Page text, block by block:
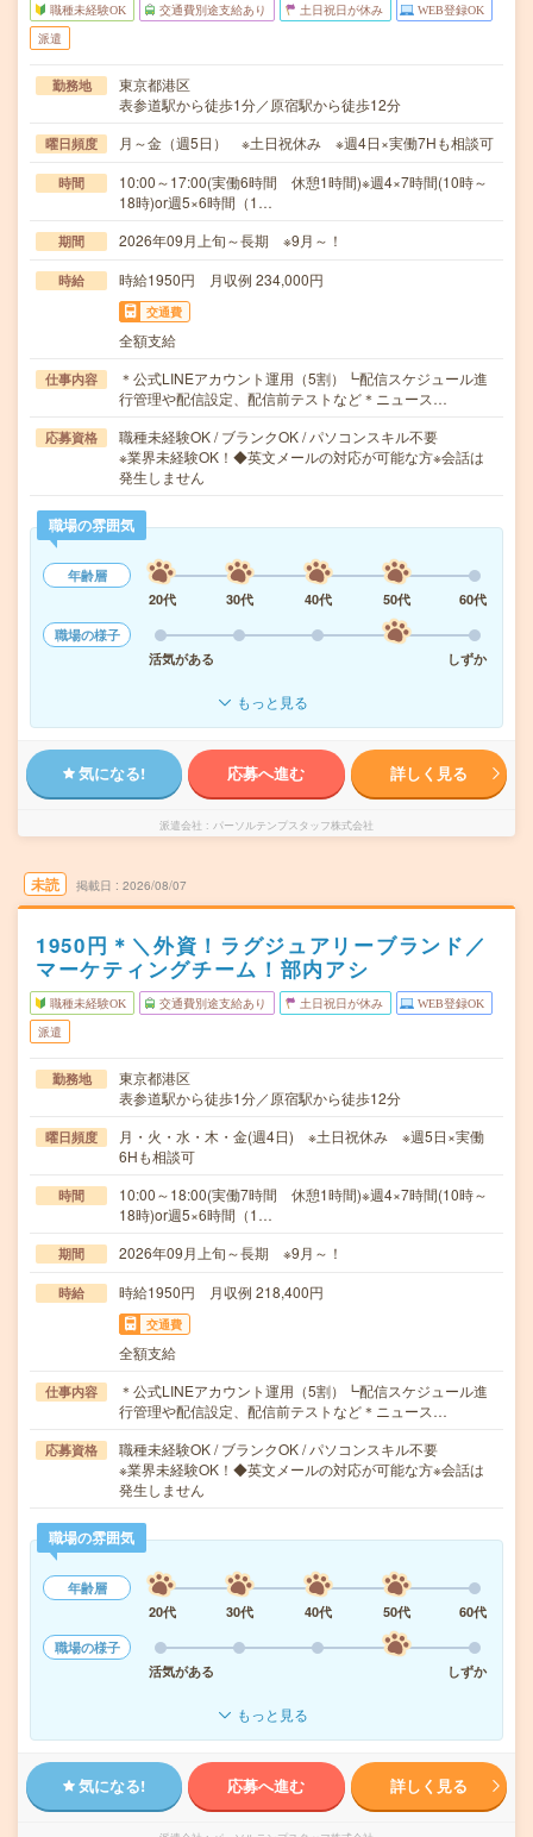
職種未経験OK 交通費別途支給あり 土日祝日が休み WEB登録OK
派遣
勤務地
東京都港区
表参道駅から徒歩1分／原宿駅から徒歩12分
曜日頻度 月～金（週5日） ※土日祝休み ※週4日×実働7Hも相談可
時間
10:00～17:00(実働6時間 休憩1時間)※週4×7時間(10時～
18時)or週5×6時間（1…
期間 2026年09月上旬～長期 ※9月～！
時給 時給1950円 月収例 234,000円
交通費
全額支給
仕事内容
＊公式LINEアカウント運用（5割）┗配信スケジュール進
行管理や配信設定、配信前テストなど＊ニュース…
応募資格
職種未経験OK / ブランクOK / パソコンスキル不要
※業界未経験OK！◆英文メールの対応が可能な方※会話は
発生しません
職場の雰囲気
年齢層
20代
30代 40代 50代
60代
職場の様子
活気がある
しずか
もっと見る
気になる! 応募へ進む 詳しく見る
派遣会社 パーソルテンプスタッフ株式会社
未読 掲載日 2026/08/07
1950円＊＼外資！ラグジュアリーブランド／
マーケティングチーム！部内アシ
職種未経験OK 交通費別途支給あり 土日祝日が休み WEB登録OK
派遣
勤務地
東京都港区
表参道駅から徒歩1分／原宿駅から徒歩12分
曜日頻度
月・火・水・木・金(週4日) ※土日祝休み ※週5日×実働
6Hも相談可
時間
10:00～18:00(実働7時間 休憩1時間)※週4×7時間(10時～
18時)or週5×6時間（1…
期間 2026年09月上旬～長期 ※9月～！
時給 時給1950円 月収例 218,400円
交通費
全額支給
仕事内容
＊公式LINEアカウント運用（5割）┗配信スケジュール進
行管理や配信設定、配信前テストなど＊ニュース…
応募資格
職種未経験OK / ブランクOK / パソコンスキル不要
※業界未経験OK！◆英文メールの対応が可能な方※会話は
発生しません
職場の雰囲気
年齢層
20代
30代 40代 50代
60代
職場の様子
活気がある
しずか
もっと見る
気になる! 応募へ進む 詳しく見る